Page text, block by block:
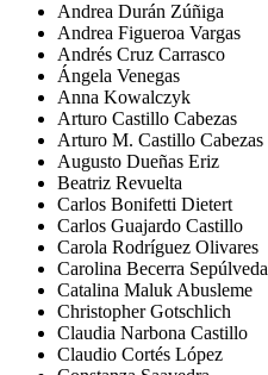
Andrea Durán Zúñiga
Andrea Figueroa Vargas
Andrés Cruz Carrasco
Ángela Venegas
Anna Kowalczyk
Arturo Castillo Cabezas
Arturo M. Castillo Cabezas
Augusto Dueñas Eriz
Beatriz Revuelta
Carlos Bonifetti Dietert
Carlos Guajardo Castillo
Carola Rodríguez Olivares
Carolina Becerra Sepúlveda
Catalina Maluk Abusleme
Christopher Gotschlich
Claudia Narbona Castillo
Claudio Cortés López